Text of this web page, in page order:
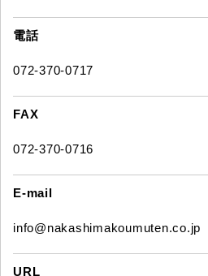
電話
072-370-0717
FAX
072-370-0716
E-mail
info@nakashimakoumuten.co.jp
URL